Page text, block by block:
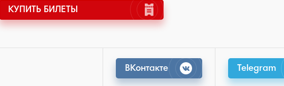
КУПИТЬ БИЛЕТЫ
ВКонтакте Telegram